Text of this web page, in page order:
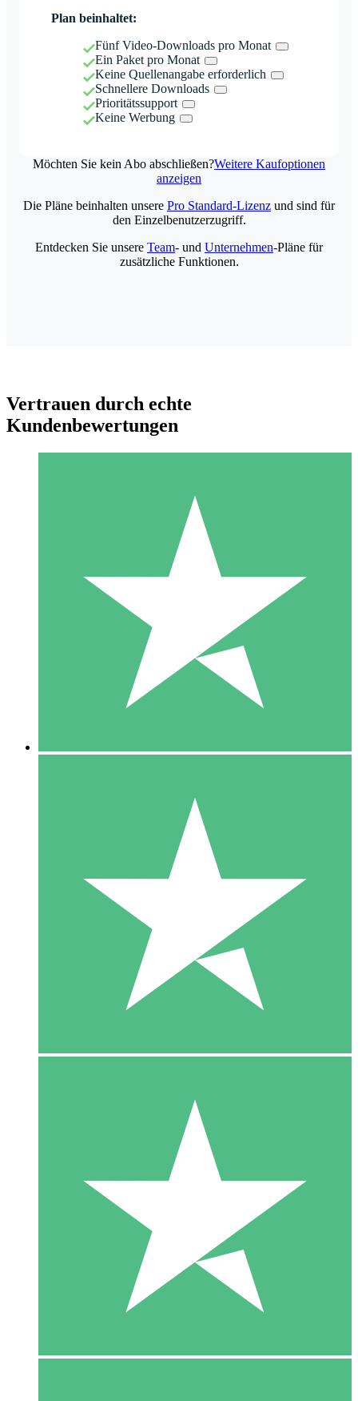
Plan beinhaltet:
Fünf Video-Downloads pro Monat
Ein Paket pro Monat
Keine Quellenangabe erforderlich
Schnellere Downloads
Prioritätssupport
Keine Werbung
Möchten Sie kein Abo abschließen?Weitere Kaufoptionen
anzeigen
Individuelle Credit-Pakete
Zahlen Sie nach Bedarf mit Download-Credits. Keine
monatliche Verpflichtung erforderlich.
10 00
10 Downloads
20 00
Die Pläne beinhalten unsere Pro Standard-Lizenz und sind für
den Einzelbenutzerzugriff.
Entdecken Sie unsere Team- und Unternehmen-Pläne für
zusätzliche Funktionen.
Vertrauen durch echte
Kundenbewertungen